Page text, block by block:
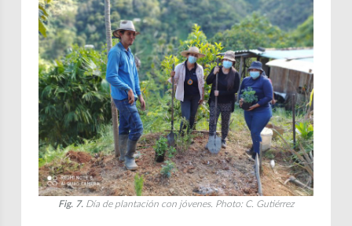
Fig. 7. Día de plantación con jóvenes. Photo: C. Gutiérrez